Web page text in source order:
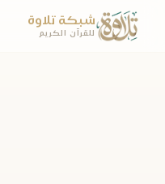
شبكة تلاوة
للقرآن الكريم